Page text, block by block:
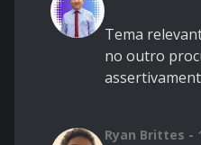
Tema
no outro
Ryan Brittes -